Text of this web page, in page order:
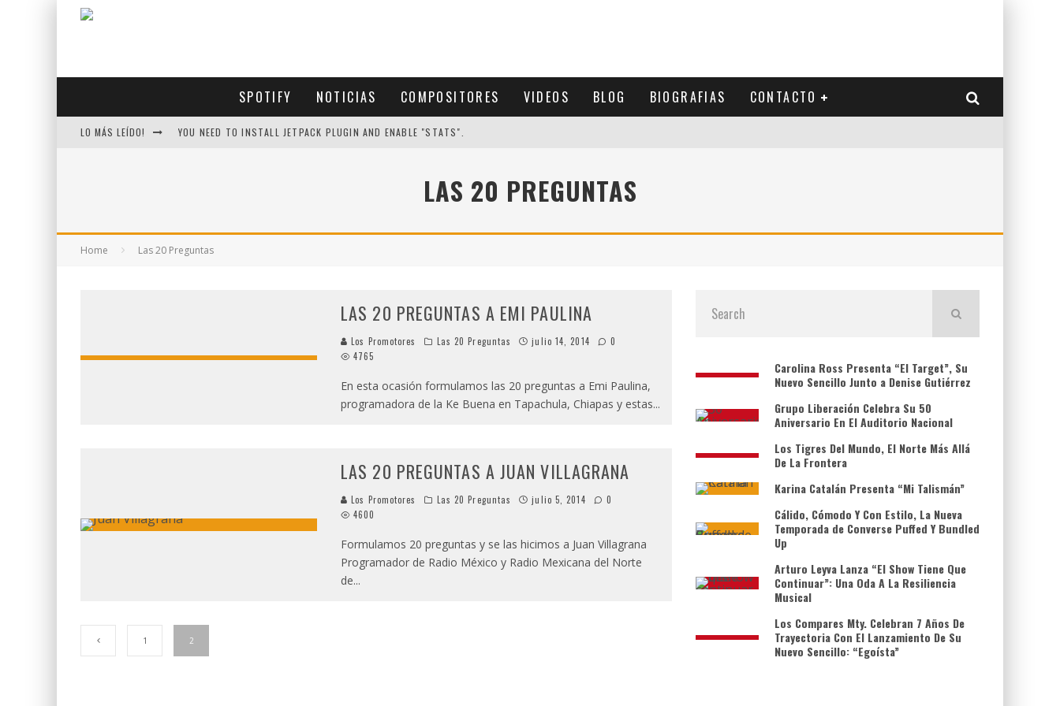
SPOTIFY NOTICIAS COMPOSITORES VIDEOS BLOG BIOGRAFIAS CONTACTO
LO MÁS LEÍDO! YOU NEED TO INSTALL JETPACK PLUGIN AND ENABLE "STATS".
LAS 20 PREGUNTAS
Home Las 20 Preguntas
LAS 20 PREGUNTAS A EMI PAULINA
Los Promotores Las 20 Preguntas julio 14, 2014
0
4765
En esta ocasión formulamos las 20 preguntas a Emi Paulina,
programadora de la Ke Buena en Tapachula, Chiapas y estas...
LAS 20 PREGUNTAS A JUAN VILLAGRANA
Los Promotores Las 20 Preguntas julio 5, 2014
0
4600
Formulamos 20 preguntas y se las hicimos a Juan Villagrana
Programador de Radio México y Radio Mexicana del Norte
de...
1 2
Carolina Ross Presenta “El Target”, Su
Nuevo Sencillo Junto a Denise Gutiérrez
Grupo Liberación Celebra Su 50
Aniversario En El Auditorio Nacional
Los Tigres Del Mundo, El Norte Más Allá
De La Frontera
Karina Catalán Presenta “Mi Talismán”
Cálido, Cómodo Y Con Estilo, La Nueva
Temporada de Converse Puffed Y Bundled
Up
Arturo Leyva Lanza “El Show Tiene Que
Continuar”: Una Oda A La Resiliencia
Musical
Los Compares Mty. Celebran 7 Años De
Trayectoria Con El Lanzamiento De Su
Nuevo Sencillo: “Egoísta”